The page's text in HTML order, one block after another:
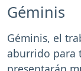
Géminis
Géminis, el
aburrido para